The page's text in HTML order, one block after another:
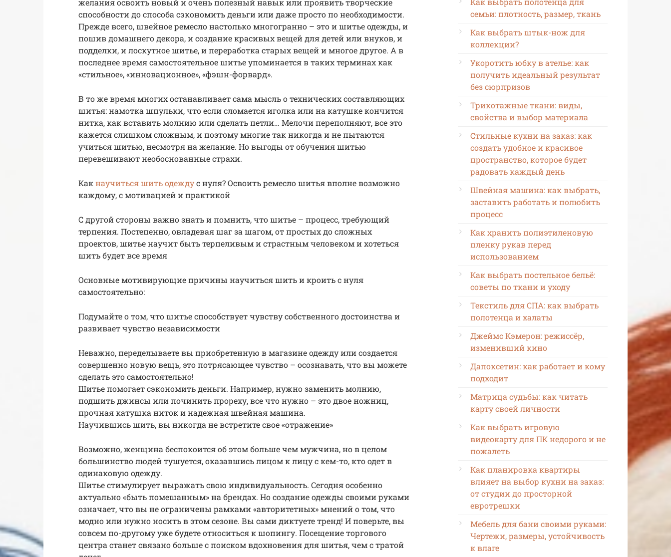
желания освоить новый и очень полезный навык или проявить творческие
способности до способа сэкономить деньги или даже просто по необходимости.
Прежде всего, швейное ремесло настолько многогранно – это и шитье одежды, и
пошив домашнего декора, и создание красивых вещей для детей или внуков, и
подделки, и лоскутное шитье, и переработка старых вещей и многое другое. А в
последнее время самостоятельное шитье упоминается в таких терминах как
«стильное», «инновационное», «фэшн-форвард».
В то же время многих останавливает сама мысль о технических составляющих
шитья: намотка шпульки, что если сломается иголка или на катушке кончится
нитка, как вставить молнию или сделать петли… Мелочи переполняют, все это
кажется слишком сложным, и поэтому многие так никогда и не пытаются
учиться шитью, несмотря на желание. Но выгоды от обучения шитью
перевешивают необоснованные страхи.
Как научиться шить одеждус нуля? Освоить ремесло шитья вполне возможно
каждому, с мотивацией и практикой
С другой стороны важно знать и помнить, что шитье – процесс, требующий
терпения. Постепенно, овладевая шаг за шагом, от простых до сложных
проектов, шитье научит быть терпеливым и страстным человеком и хотеться
шить будет все время
Основные мотивирующие причины научиться шить и кроить с нуля
самостоятельно:
Подумайте о том, что шитье способствует чувству собственного достоинства и
развивает чувство независимости
Неважно, переделываете вы приобретенную в магазине одежду или создается
совершенно новую вещь, это потрясающее чувство – осознавать, что вы можете
сделать это самостоятельно!
Шитье помогает сэкономить деньги. Например, нужно заменить молнию,
подшить джинсы или починить прореху, все что нужно – это двое ножниц,
прочная катушка ниток и надежная швейная машина.
Научившись шить, вы никогда не встретите свое «отражение»
Возможно, женщина беспокоится об этом больше чем мужчина, но в целом
большинство людей тушуется, оказавшись лицом к лицу с кем-то, кто одет в
одинаковую одежду.
Шитье стимулирует выражать свою индивидуальность. Сегодня особенно
актуально «быть помешанным» на брендах. Но создание одежды своими руками
означает, что вы не ограничены рамками «авторитетных» мнений о том, что
модно или нужно носить в этом сезоне. Вы сами диктуете тренд! И поверьте, вы
совсем по-другому уже будете относиться к шопингу. Посещение торгового
центра станет связано больше с поиском вдохновения для шитья, чем с тратой
семьи: плотность, размер, ткань
Как выбрать штык-нож для
коллекции?
Укоротить юбку в ателье: как
получить идеальный результат
без сюрпризов
Трикотажные ткани: виды,
свойства и выбор материала
Стильные кухни на заказ: как
создать удобное и красивое
пространство, которое будет
радовать каждый день
Швейная машина: как выбрать,
заставить работать и полюбить
процесс
Как хранить полиэтиленовую
пленку рукав перед
использованием
Как выбрать постельное бельё:
советы по ткани и уходу
Текстиль для СПА: как выбрать
полотенца и халаты
Джеймс Кэмерон: режиссёр,
изменивший кино
Дапоксетин: как работает и кому
подходит
Матрица судьбы: как читать
карту своей личности
Как выбрать игровую
видеокарту для ПК недорого и не
пожалеть
Как планировка квартиры
влияет на выбор кухни на заказ:
от студии до просторной
евротрешки
Мебель для бани своими руками:
Чертежи, размеры, устойчивость
к влаге